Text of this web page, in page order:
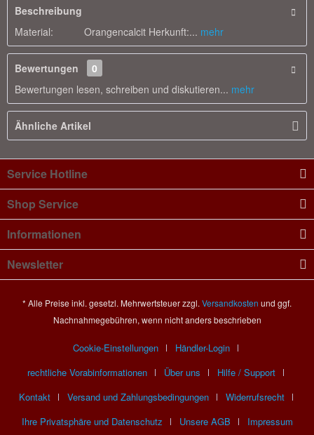
Beschreibung
Material: Orangencalcit Herkunft:... mehr
Bewertungen
0
Bewertungen lesen, schreiben und diskutieren... mehr
Ähnliche Artikel
Service Hotline
Shop Service
Informationen
Newsletter
* Alle Preise inkl. gesetzl. Mehrwertsteuer zzgl. Versandkosten und ggf.
Nachnahmegebühren, wenn nicht anders beschrieben
Cookie-Einstellungen
Händler-Login
rechtliche Vorabinformationen
Über uns
Hilfe / Support
Kontakt
Versand und Zahlungsbedingungen
Widerrufsrecht
Ihre Privatsphäre und Datenschutz
Unsere AGB Impressum